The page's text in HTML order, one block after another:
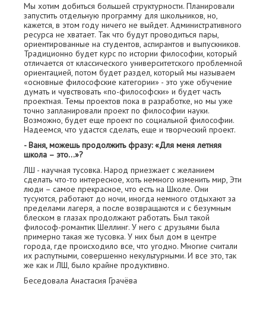
Мы хотим добиться большей структурности. Планировали
запустить отдельную программу для школьников, но,
кажется, в этом году ничего не выйдет. Административного
ресурса не хватает. Так что будут проводиться пары,
ориентированные на студентов, аспирантов и выпускников.
Традиционно будет курс по истории философии, который
отличается от классического университетского проблемной
ориентацией, потом будет раздел, который мы называем
«основные философские категории» - это уже обучение
думать и чувствовать «по-философски» и будет часть
проектная. Темы проектов пока в разработке, но мы уже
точно запланировали проект по философии науки.
Возможно, будет еще проект по социальной философии.
Надеемся, что удастся сделать, еще и творческий проект.
- Ваня, можешь продолжить фразу: «Для меня летняя
школа – это…»?
ЛШ - научная тусовка. Народ приезжает с желанием
сделать что-то интересное, хоть немного изменить мир, Эти
люди – самое прекрасное, что есть на Школе. Они
тусуются, работают до ночи, иногда немного отдыхают за
пределами лагеря, а после возвращаются и с безумным
блеском в глазах продолжают работать. Был такой
философ-романтик Шеллинг. У него с друзьями была
примерно такая же тусовка. У них был дом в центре
города, где происходило все, что угодно. Многие считали
их распутными, совершенно некультурными. И все это, так
же как и ЛШ, было крайне продуктивно.
Беседовала Анастасия Грачёва